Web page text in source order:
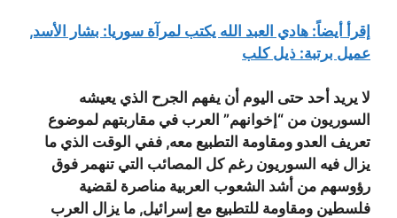
إقرأ أيضاً: هادي العبد الله يكتب لمرآة سوريا: بشار الأسد,
عميل برتبة: ذيل كلب
لا يريد أحد حتى اليوم أن يفهم الجرح الذي يعيشه
السوريون من “إخوانهم” العرب في مقاربتهم لموضوع
تعريف العدو ومقاومة التطبيع معه, ففي الوقت الذي ما
يزال فيه السوريون رغم كل المصائب التي تنهمر فوق
رؤوسهم من أشد الشعوب العربية مناصرة لقضية
فلسطين ومقاومة للتطبيع مع إسرائيل, ما يزال العرب